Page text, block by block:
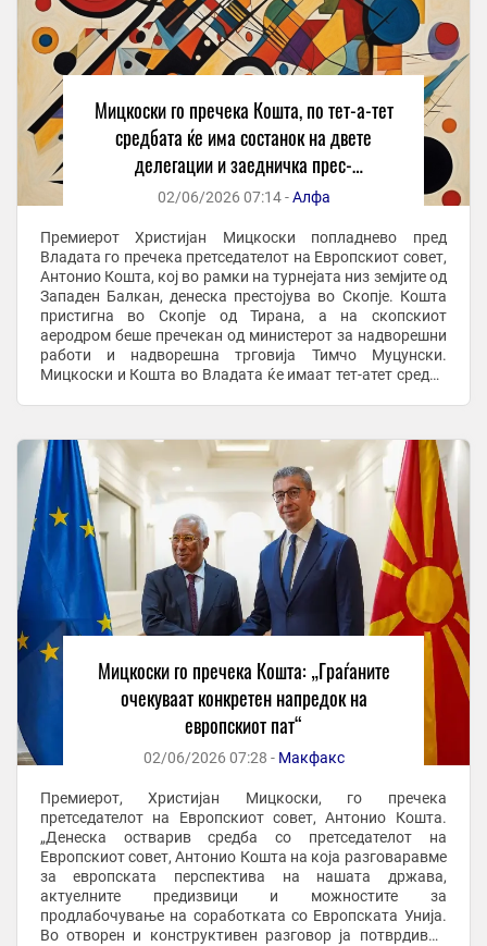
Мицкоски го пречека Кошта, по тет-а-тет
средбата ќе има состанок на двете
делегации и заедничка прес-
конференција
02/06/2026 07:14 -Алфа
Премиерот Христијан Мицкоски попладнево пред
Владата го пречека претседателот на Европскиот совет,
Антонио Кошта, кој во рамки на турнејата низ земјите од
Западен Балкан, денеска престојува во Скопје. Кошта
пристигна во Скопје од Тирана, а на скопскиот
аеродром беше пречекан од министерот за надворешни
работи и надворешна трговија Тимчо Муцунски.
Мицкоски и Кошта во Владата ќе имаат тет-атет средба
Мицкоски го пречека Кошта: „Граѓаните
очекуваат конкретен напредок на
европскиот пат“
02/06/2026 07:28 - Макфакс
Премиерот, Христијан Мицкоски, го пречека
претседателот на Европскиот совет, Антонио Кошта.
„Денеска остварив средба со претседателот на
Европскиот совет, Антонио Кошта на која разговаравме
за европската перспектива на нашата држава,
актуелните предизвици и можностите за
продлабочување на соработката со Европската Унија.
Во отворен и конструктивен разговор ја потврдивме